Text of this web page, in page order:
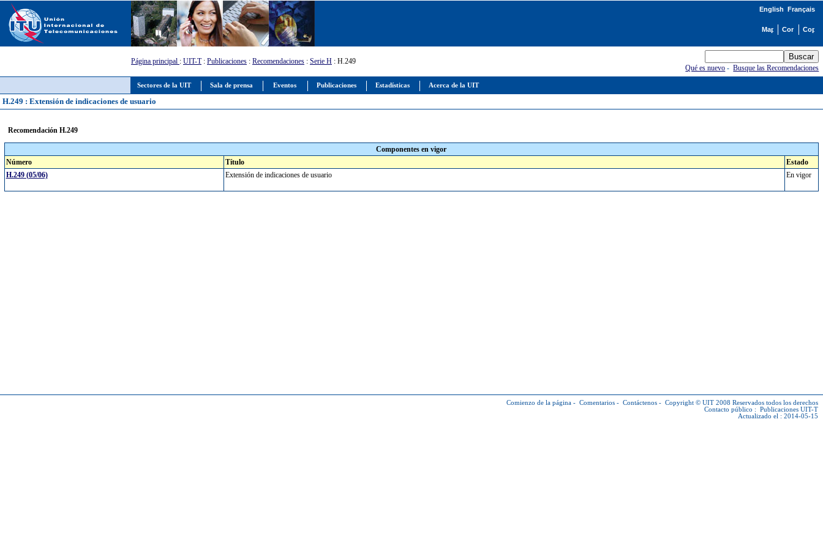
Sectores de la UIT Sala de prensa Eventos Publicaciones Estadísticas Acerca de la UIT
English Français
Página principal : UIT-T: Publicaciones : Recomendaciones : Serie H : H.249
Qué es nuevo -Busque las Recomendaciones
H.249 : Extensión de indicaciones de usuario
Recomendación H.249
Componentes en vigor
Número
Título
Estado
H.249 (05/06)
Extensión de indicaciones de usuario En vigor
Comienzo de la página - Comentarios - Contáctenos - Copyright © UIT 2008 Reservados todos los derechos
Contacto público : Publicaciones UIT-T
Actualizado el : 2014-05-15